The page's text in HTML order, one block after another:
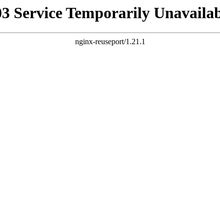
Service Temporarily
nginx-reuseport/1.21.1